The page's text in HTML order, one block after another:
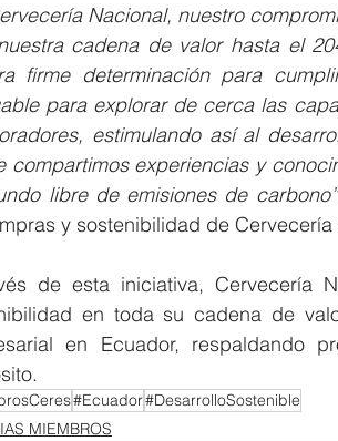
Nacional, nuestro
cadena de valor hasta el
firme determinación para
para explorar de cerca las
estimulando así al
compartimos experiencias y
libre de emisiones de
y sostenibilidad de Cervecería
de esta iniciativa, Cervecería
en toda su cadena de
en Ecuador, respaldando
#Ecuador#DesarrolloSostenible
MIEMBROS